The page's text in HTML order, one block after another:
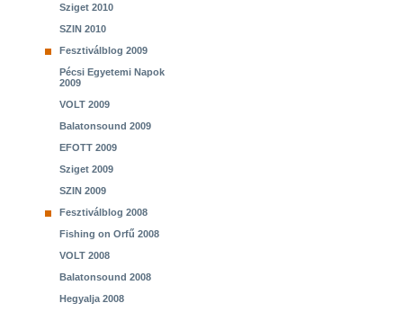
Sziget 2010
SZIN 2010
Fesztiválblog 2009
Pécsi Egyetemi Napok
2009
VOLT 2009
Balatonsound 2009
EFOTT 2009
Sziget 2009
SZIN 2009
Fesztiválblog 2008
Fishing on Orfű 2008
VOLT 2008
Balatonsound 2008
Hegyalja 2008